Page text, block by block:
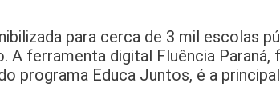
para cerca de 3 mil escolas
A ferramenta digital Fluência
programa Educa Juntos, é a